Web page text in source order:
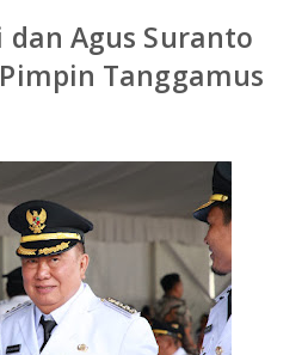
dan Agus Suranto
Tanggamus